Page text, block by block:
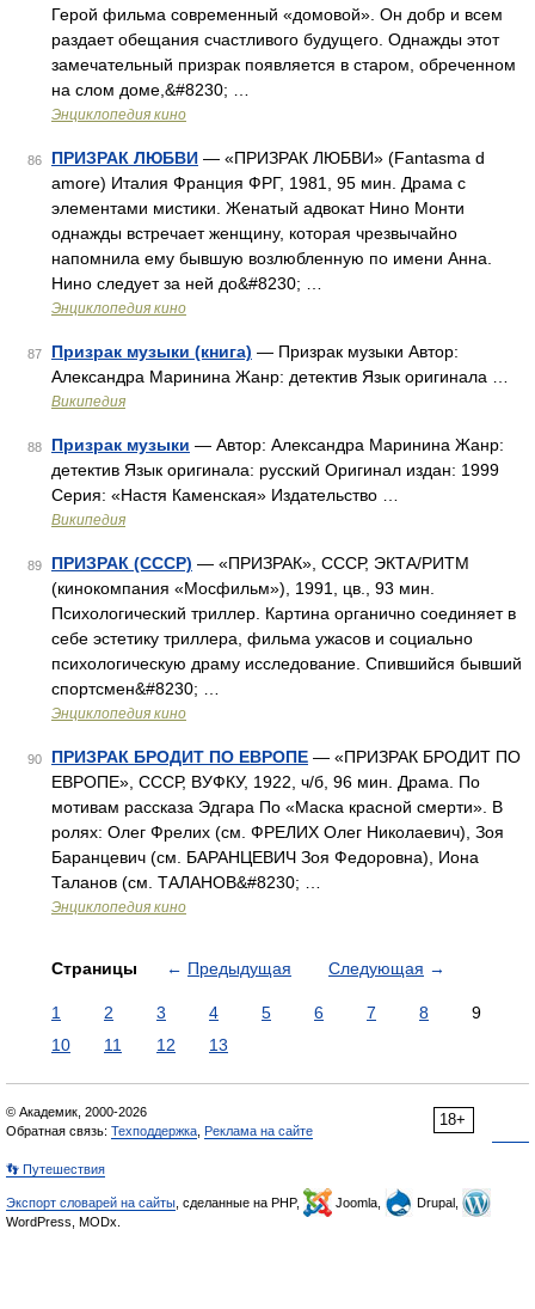
Герой фильма современный «домовой». Он добр и всем
раздает обещания счастливого будущего. Однажды этот
замечательный призрак появляется в старом, обреченном
на слом доме,&#8230; …
Энциклопедия кино
86 ПРИЗРАК ЛЮБВИ — «ПРИЗРАК ЛЮБВИ» (Fantasma d
amore) Италия Франция ФРГ, 1981, 95 мин. Драма с
элементами мистики. Женатый адвокат Нино Монти
однажды встречает женщину, которая чрезвычайно
напомнила ему бывшую возлюбленную по имени Анна.
Нино следует за ней до&#8230; …
Энциклопедия кино
87 Призрак музыки (книга) — Призрак музыки Автор:
Александра Маринина Жанр: детектив Язык оригинала …
Википедия
88 Призрак музыки — Автор: Александра Маринина Жанр:
детектив Язык оригинала: русский Оригинал издан: 1999
Серия: «Настя Каменская» Издательство …
Википедия
89 ПРИЗРАК (СССР) — «ПРИЗРАК», СССР, ЭКТА/РИТМ
(кинокомпания «Мосфильм»), 1991, цв., 93 мин.
Психологический триллер. Картина органично соединяет в
себе эстетику триллера, фильма ужасов и социально
психологическую драму исследование. Спившийся бывший
спортсмен&#8230; …
Энциклопедия кино
90 ПРИЗРАК БРОДИТ ПО ЕВРОПЕ — «ПРИЗРАК БРОДИТ ПО
ЕВРОПЕ», СССР, ВУФКУ, 1922, ч/б, 96 мин. Драма. По
мотивам рассказа Эдгара По «Маска красной смерти». В
ролях: Олег Фрелих (см. ФРЕЛИХ Олег Николаевич), Зоя
Баранцевич (см. БАРАНЦЕВИЧ Зоя Федоровна), Иона
Таланов (см. ТАЛАНОВ&#8230; …
Энциклопедия кино
Страницы ← Предыдущая Следующая →
1 2 3 4 5 6 7 8
9
10
11 12 13
18+
© Академик, 2000-2026
Обратная связь: Техподдержка Реклама на сайте
👣 Путешествия
Экспорт словарей на сайты , сделанные на PHP, Joomla,
Drupal,
WordPress, MODx.